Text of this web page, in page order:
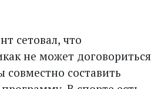
сетовал, что
не может договориться
совместно составить